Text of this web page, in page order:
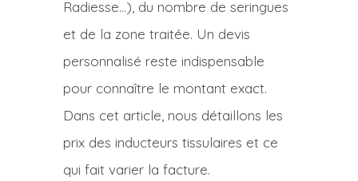
Radiesse…), du nombre de seringues
et de la zone traitée. Un devis
personnalisé reste indispensable
pour connaître le montant exact.
Dans cet article, nous détaillons les
prix des inducteurs tissulaires et ce
qui fait varier la facture.